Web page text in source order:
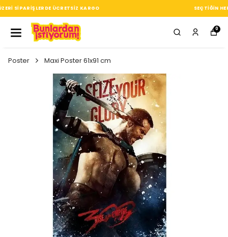
SEÇTIĞIN HER ÜRÜN, TARZINA DAIR KÜÇÜK BIR IMZA
0
Poster Maxi Poster 61x91 cm